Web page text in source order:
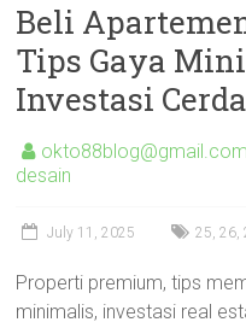
Beli
Tips Gaya
Investasi
okto88blog@gmail.com
desain
July 11, 2025 25,26,
Properti premium, tips
minimalis, investasi real